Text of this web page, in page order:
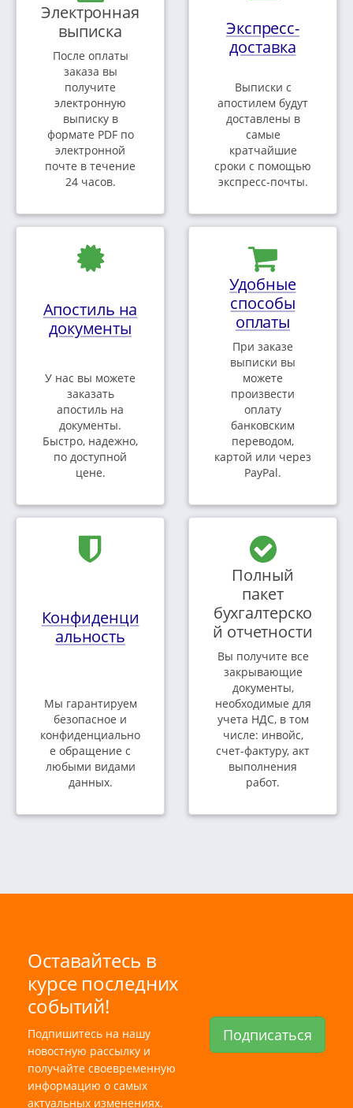
Электронная
выписка
После оплаты
заказа вы
получите
электронную
выписку в
формате PDF по
электронной
почте в течение
24 часов.
Экспресс-
доставка
Выписки с
апостилем будут
доставлены в
самые
кратчайшие
сроки с помощью
экспресс-почты.
Апостиль на
документы
У нас вы можете
заказать
апостиль на
документы.
Быстро, надежно,
по доступной
цене.
Удобные
способы
оплаты
При заказе
выписки вы
можете
произвести
оплату
банковским
переводом,
картой или через
PayPal.
Конфиденци
альность
Мы гарантируем
безопасное и
конфиденциально
е обращение с
любыми видами
данных.
Полный
пакет
бухгалтерско
й отчетности
Вы получите все
закрывающие
документы,
необходимые для
учета НДС, в том
числе: инвойс,
счет-фактуру, акт
выполнения
работ.
Оставайтесь в
курсе последних
событий!
Подпишитесь на нашу
новостную рассылку и
получайте своевременную
информацию о самых
актуальных изменениях.
Подписаться